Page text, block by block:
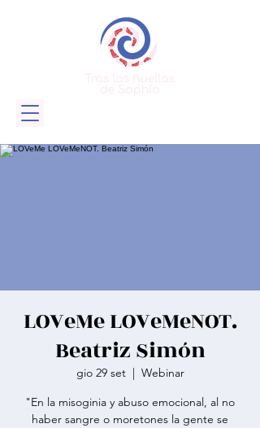
LOVeMe LOVeMeNOT.
Beatriz Simón
gio 29 set
  |
Webinar
"En la misoginia y abuso emocional, al no
haber sangre o moretones la gente se